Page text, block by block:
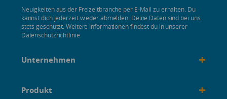
Neuigkeiten aus der Freizeitbranche per E-Mail zu erhalten. Du
kannst dich jederzeit wieder abmelden. Deine Daten sind bei uns
stets geschützt. Weitere Informationen findest du in unserer
Datenschutzrichtlinie.
Unternehmen +
Produkt +